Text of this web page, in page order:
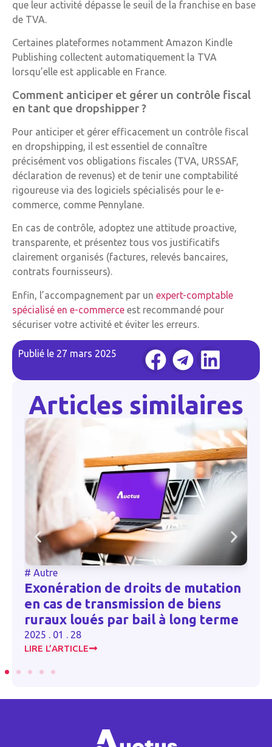
que leur activité dépasse le seuil de la franchise en base
de TVA.
Certaines plateformes notamment Amazon Kindle
Publishing collectent automatiquement la TVA
lorsqu’elle est applicable en France.
Comment anticiper et gérer un contrôle fiscal
en tant que dropshipper ?
Pour anticiper et gérer efficacement un contrôle fiscal
en dropshipping, il est essentiel de connaître
précisément vos obligations fiscales (TVA, URSSAF,
déclaration de revenus) et de tenir une comptabilité
rigoureuse via des logiciels spécialisés pour le e-
commerce, comme Pennylane.
En cas de contrôle, adoptez une attitude proactive,
transparente, et présentez tous vos justificatifs
clairement organisés (factures, relevés bancaires,
contrats fournisseurs).
Enfin, l’accompagnement par un expert-comptable
spécialisé en e-commerce est recommandé pour
sécuriser votre activité et éviter les erreurs.
Publié le 27 mars 2025
Articles similaires
# Autre
Exonération de droits de mutation
en cas de transmission de biens
ruraux loués par bail à long terme
2025 . 01 . 28
LIRE L’ARTICLE